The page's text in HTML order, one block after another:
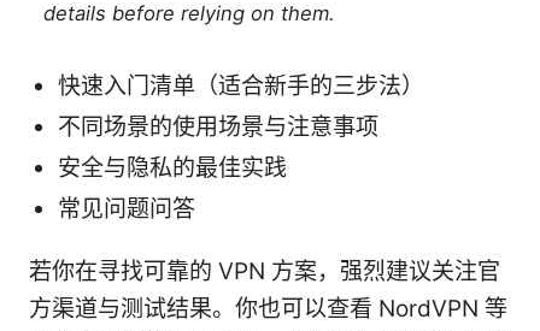
details before relying on them.
快速入门清单（适合新手的三步法）
不同场景的使用场景与注意事项
安全与隐私的最佳实践
常见问题问答
若你在寻找可靠的 VPN 方案，强烈建议关注官
方渠道与测试结果。你也可以查看 NordVPN 等